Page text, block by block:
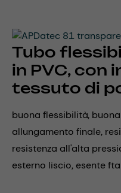
Tubo
in PVC, con
tessuto di
buona flessibilità,
allungamento finale,
resistenza all'alta
esterno liscio, esente